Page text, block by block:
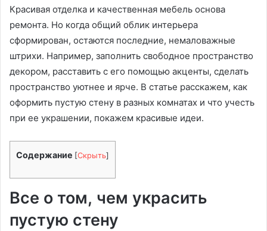
Красивая отделка и качественная мебель основа
ремонта. Но когда общий облик интерьера
сформирован, остаются последние, немаловажные
штрихи. Например, заполнить свободное пространство
декором, расставить с его помощью акценты, сделать
пространство уютнее и ярче. В статье расскажем, как
оформить пустую стену в разных комнатах и что учесть
при ее украшении, покажем красивые идеи.
Содержание [Скрыть]
Все о том, чем украсить
пустую стену